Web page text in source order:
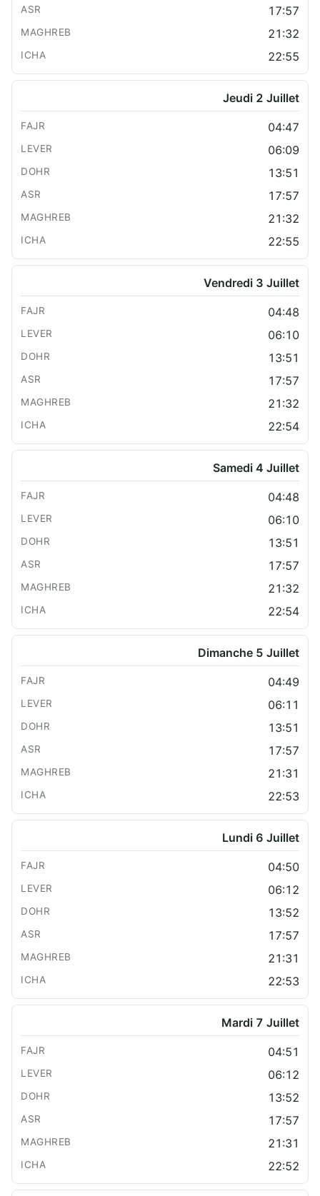
17:57
21:32
22:55
Jeudi 2 Juillet
04:47
06:09
13:51
17:57
21:32
22:55
Vendredi 3 Juillet
04:48
06:10
13:51
17:57
21:32
22:54
Samedi 4 Juillet
04:48
06:10
13:51
17:57
21:32
22:54
Dimanche 5 Juillet
04:49
06:11
13:51
17:57
21:31
22:53
Lundi 6 Juillet
04:50
06:12
13:52
17:57
21:31
22:53
Mardi 7 Juillet
04:51
06:12
13:52
17:57
21:31
22:52